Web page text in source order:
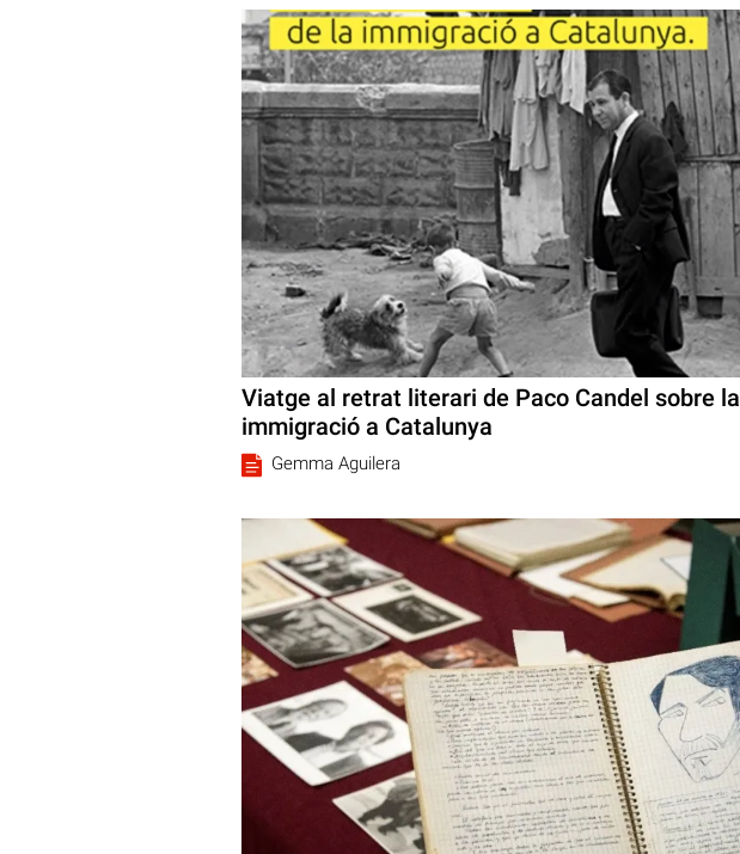
Viatge al retrat literari de Paco Candel sobre la
immigració a Catalunya
Gemma Aguilera